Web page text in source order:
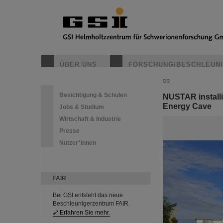
ÜBER UNS FORSCHUNG/
Besichtigung & Schulen
Jobs & Studium
Wirtschaft & Industrie
Presse
Nutzer*innen
FAIR
Bei GSI entsteht das neue
Beschleunigerzentrum FAIR.
Erfahren Sie mehr.
GSI
NUSTAR
Energy Cave